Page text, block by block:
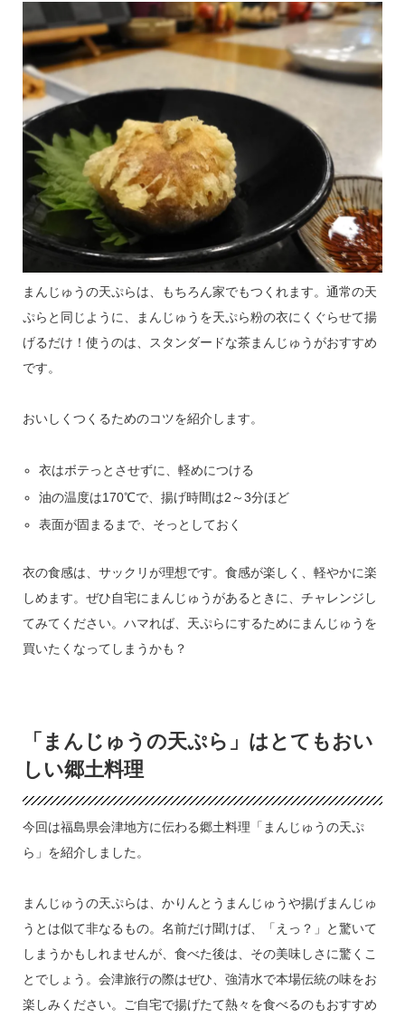
まんじゅうの天ぷらは、もちろん家でもつくれます。通常の天
ぷらと同じように、まんじゅうを天ぷら粉の衣にくぐらせて揚
げるだけ！使うのは、スタンダードな茶まんじゅうがおすすめ
です。
おいしくつくるためのコツを紹介します。
衣はボテっとさせずに、軽めにつける
油の温度は170℃で、揚げ時間は2～3分ほど
表面が固まるまで、そっとしておく
衣の食感は、サックリが理想です。食感が楽しく、軽やかに楽
しめます。ぜひ自宅にまんじゅうがあるときに、チャレンジし
てみてください。ハマれば、天ぷらにするためにまんじゅうを
買いたくなってしまうかも？
「まんじゅうの天ぷら」はとてもおい
しい郷土料理
今回は福島県会津地方に伝わる郷土料理「まんじゅうの天ぷ
ら」を紹介しました。
まんじゅうの天ぷらは、かりんとうまんじゅうや揚げまんじゅ
うとは似て非なるもの。名前だけ聞けば、「えっ？」と驚いて
しまうかもしれませんが、食べた後は、その美味しさに驚くこ
とでしょう。会津旅行の際はぜひ、強清水で本場伝統の味をお
楽しみください。ご自宅で揚げたて熱々を食べるのもおすすめ